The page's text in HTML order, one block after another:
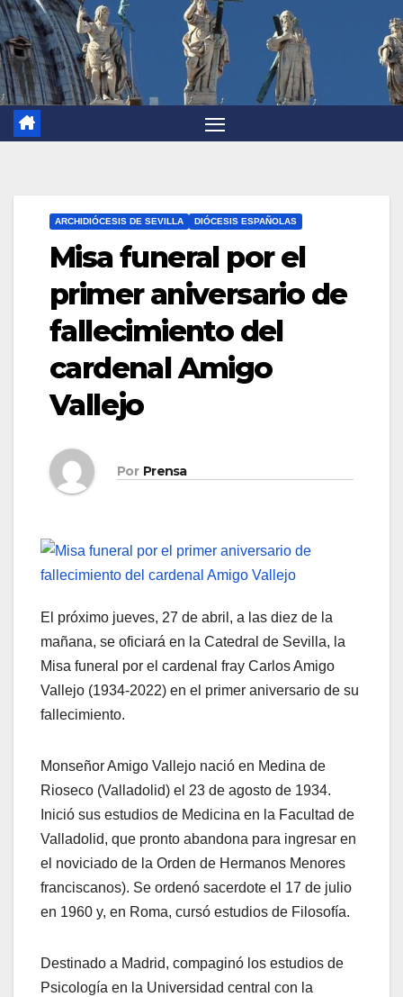
ARCHIDIÓCESIS DE SEVILLA DIÓCESIS ESPAÑOLAS
Misa funeral por el
primer aniversario de
fallecimiento del
cardenal Amigo
Vallejo
Por Prensa
El próximo jueves, 27 de abril, a las diez de la
mañana, se oficiará en la Catedral de Sevilla, la
Misa funeral por el cardenal fray Carlos Amigo
Vallejo (1934-2022) en el primer aniversario de su
fallecimiento.
Monseñor Amigo Vallejo nació en Medina de
Rioseco (Valladolid) el 23 de agosto de 1934.
Inició sus estudios de Medicina en la Facultad de
Valladolid, que pronto abandona para ingresar en
el noviciado de la Orden de Hermanos Menores
franciscanos). Se ordenó sacerdote el 17 de julio
en 1960 y, en Roma, cursó estudios de Filosofía.
Destinado a Madrid, compaginó los estudios de
Psicología en la Universidad central con la